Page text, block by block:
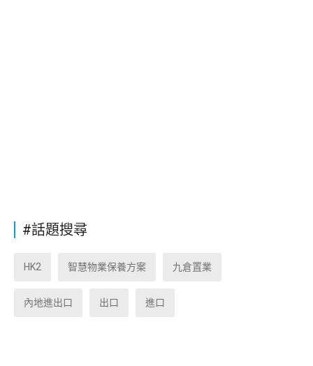
#話題搜尋
HK2 智慧物業保養方案 九倉置業
內地進出口 出口 進口